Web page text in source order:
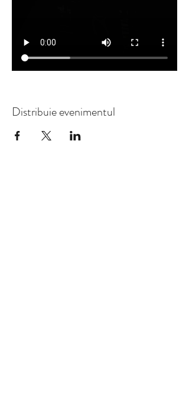
Distribuie evenimentul